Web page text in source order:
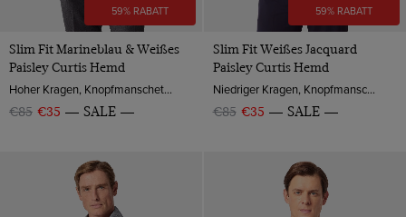
59% RABATT
Slim Fit Marineblau & Weißes
Paisley Curtis Hemd
Hoher Kragen, Knopfmanschette, Baumwolle
€85 €35 SALE
59% RABATT
Slim Fit Weißes Jacquard
Paisley Curtis Hemd
Niedriger Kragen, Knopfmanschette, Baumwolle
€85 €35 SALE